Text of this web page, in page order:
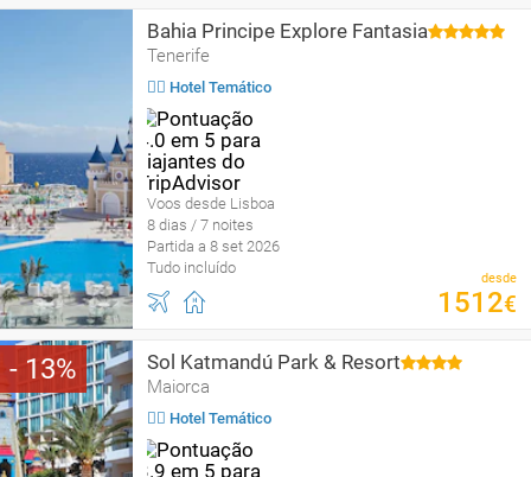
Bahia Principe Explore Fantasia
Tenerife
🤹‍♀️ Hotel Temático
Voos desde Lisboa
8 dias / 7 noites
Partida a 8 set 2026
Tudo incluído
desde
1512€
13 Sol Katmandú Park & Resort
Maiorca
🤹‍♀️ Hotel Temático